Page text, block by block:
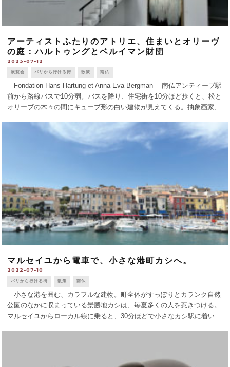
アーティストふたりのアトリエ、住まいとオリーヴ
の庭：ハルトゥングとベルイマン財団
2023-07-12
展覧会 パリから行ける街 散策 南仏
Fondation Hans Hartung et Anna-Eva Bergman 南仏アンティーブ駅
前から路線バスで10分弱。バスを降り、住宅街を10分ほど歩くと、松と
オリーブの木々の間にキューブ形の白い建物が見えてくる。抽象画家、
マルセイユから電車で、小さな港町カシへ。
2022-07-10
パリから行ける街 散策 南仏
小さな港を囲む、カラフルな建物。町全体がすっぽりとカランク自然
公園のなかに収まっている景勝地カシは、毎夏多くの人を惹きつける。
マルセイユからローカル線に乗ると、30分ほどで小さなカシ駅に着い